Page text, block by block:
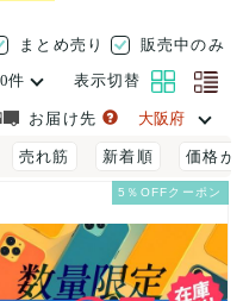
まとめ売り
販売中のみ
表示切替
お届け先
売れ筋 新着順 価格が
5％OFFクーポン